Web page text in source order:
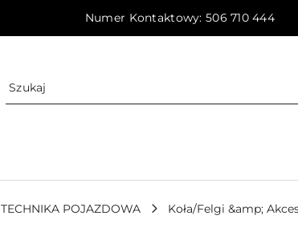
Numer Kontaktowy: 506 710 444
TECHNIKA POJAZDOWA Koła/Felgi &amp;